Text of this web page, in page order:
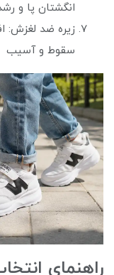
انگشتان پا و
زیره ضد لغزش:
سقوط و آسیب
راهنمای